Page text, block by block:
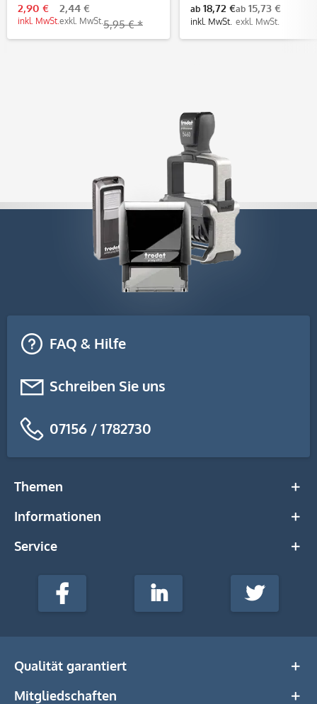
2,90 €
inkl. MwSt.
2,44 €
exkl. MwSt. 5,95 € *
ab 18,72 €
inkl. MwSt.
ab 15,73 €
exkl. MwSt.
FAQ & Hilfe
Schreiben Sie uns
07156 / 1782730
Themen
Informationen
Service
stempel-
Media
Facebook LinkedIn Twitter
Qualität garantiert
Mitgliedschaften